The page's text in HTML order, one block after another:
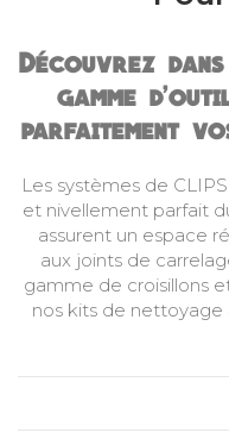
Découvrez
gamme
parfaitement
Les systèmes de CLIPS
et nivellement parfait
assurent un espace
aux joints de
gamme de croisillons
nos kits de nettoyage